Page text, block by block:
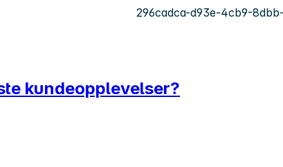
296cadca-d93e-4cb9-
kundeopplevelser?